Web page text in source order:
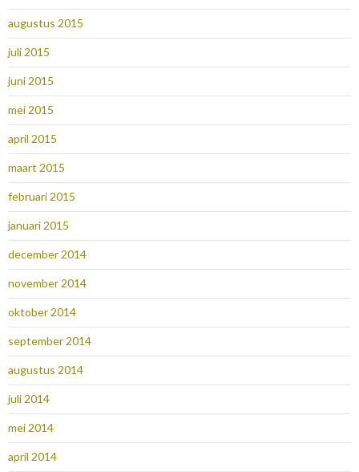
augustus 2015
juli 2015
juni 2015
mei 2015
april 2015
maart 2015
februari 2015
januari 2015
december 2014
november 2014
oktober 2014
september 2014
augustus 2014
juli 2014
mei 2014
april 2014